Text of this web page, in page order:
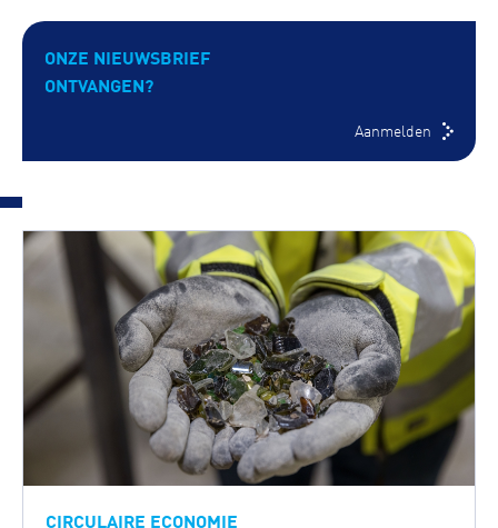
ONZE NIEUWSBRIEF
ONTVANGEN?
Aanmelden
CIRCULAIRE ECONOMIE